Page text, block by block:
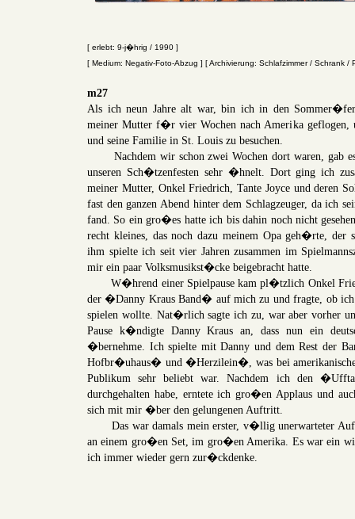
[ erlebt: 9-j�hrig / 1990 ]
[ Medium: Negativ-Foto-Abzug ] [ Archivierung: Schlafzimmer / Schrank /
m27
Als ich neun Jahre alt war, bin ich in den
meiner Mutter f�r vier Wochen nach Amerika geflogen,
und seine Familie in St. Louis zu besuchen.
Nachdem wir schon zwei Wochen dort waren, gab es
unseren Sch�tzenfesten sehr �hnelt. Dort ging ich
meiner Mutter, Onkel Friedrich, Tante Joyce und deren
fast den ganzen Abend hinter dem Schlagzeuger, da ich
fand. So ein gro�es hatte ich bis dahin noch nicht
recht kleines, das noch dazu meinem Opa geh�rte, der
ihm spielte ich seit vier Jahren zusammen im
mir ein paar Volksmusikst�cke beigebracht hatte.
W�hrend einer Spielpause kam pl�tzlich Onkel
der �Danny Kraus Band� auf mich zu und fragte, ob
spielen wollte. Nat�rlich sagte ich zu, war aber vorher
Pause k�ndigte Danny Kraus an, dass nun ein
�bernehme. Ich spielte mit Danny und dem Rest der
Hofbr�uhaus� und �Herzilein�, was bei
Publikum sehr beliebt war. Nachdem ich den
durchgehalten habe, erntete ich gro�en Applaus und
sich mit mir �ber den gelungenen Auftritt.
Das war damals mein erster, v�llig unerwarteter
an einem gro�en Set, im gro�en Amerika. Es war ein
ich immer wieder gern zur�ckdenke.